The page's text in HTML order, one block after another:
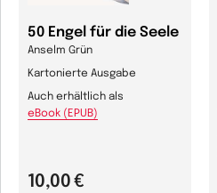
50 Engel für die Seele
Anselm Grün
Kartonierte Ausgabe
10,00 €
Auch erhältlich als
eBook (EPUB)